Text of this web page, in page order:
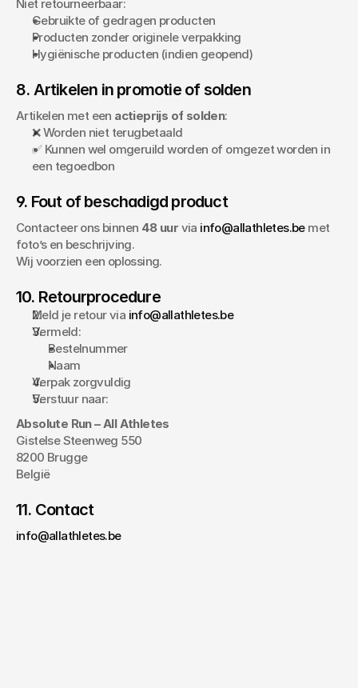
Niet retourneerbaar:
Gebruikte of gedragen producten
Producten zonder originele verpakking
Hygiënische producten (indien geopend)
8. Artikelen in promotie of solden
Artikelen met een actieprijs of solden:
❌ Worden niet terugbetaald
✅ Kunnen wel omgeruild worden of omgezet worden in
een tegoedbon
9. Fout of beschadigd product
Contacteer ons binnen 48 uur via info@allathletes.be met
foto’s en beschrijving.
Wij voorzien een oplossing.
10. Retourprocedure
Meld je retour via info@allathletes.be
Vermeld:
Bestelnummer
Naam
Verpak zorgvuldig
Verstuur naar:
Absolute Run – All Athletes
Gistelse Steenweg 550
8200 Brugge
België
11. Contact
info@allathletes.be